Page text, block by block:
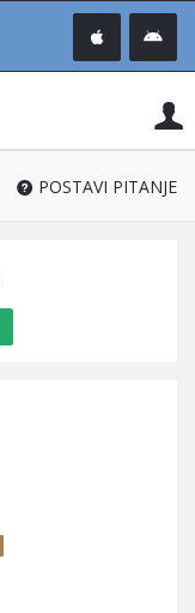
®
POSTAVI PITANJE